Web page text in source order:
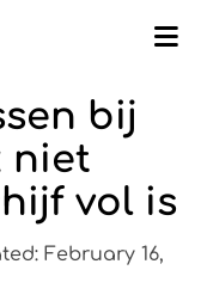
bij
niet
vol is
February 16,